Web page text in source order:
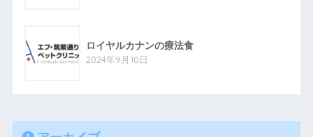
ロイヤルカナンの療法食
2024年9月10日